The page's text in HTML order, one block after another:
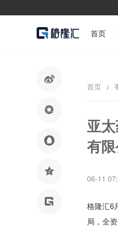
首页





首页 >
亚
有
06-11
格隆汇6
局，全